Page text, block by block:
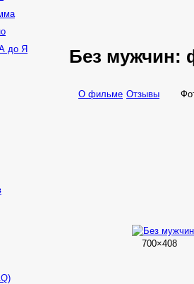
до Я
Без мужчин:
О фильме Отзывы
700×408